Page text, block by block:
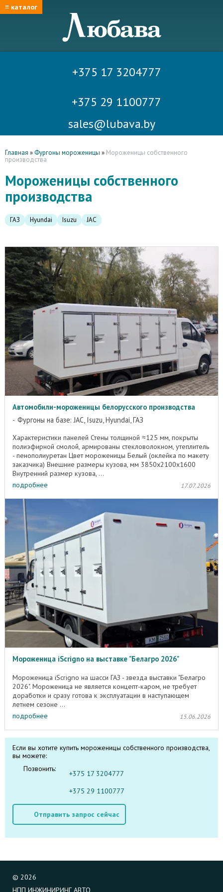
≡ каталог
+375 17 3204777
+375 29 1100777
sales@lubava.by
Главная »Фургоны мороженицы » Мороженицы собственного
производства
Мороженицы собственного
производства
ГАЗ Hyundai Isuzu JAC
Автомобили-мороженицы белорусского производства
Фургоны на базе: JAC, Isuzu, Hyundai, ГАЗ
Характеристики панелей Стены толщиной ≈125 мм, покрыты
полиэфирной смолой, армированы стекловолокном, утеплитель
- пенополиуретан Цвет мороженицы Белый (оклейка по макету
заказчика) Внешние размеры кузова, мм 3850x2100x1600
Внутренний размер кузова, ...
подробнее
17.07.2026
Мороженица iScrigno на выставке "Белагро 2026"
Мороженица iScrigno на шасси ГАЗ - звезда выставки "Белагро
2026". Мороженица не является концепт-каром, не требует
доработки и сразу готова к эксплуатации в наступающем
летнем сезоне ...
подробнее
15.06.2026
Если вы хотите купить мороженицы собственного производства,
вы можете:
Позвонить:
+375 17 3204777
+375 29 1100777
Отправить запрос сейчас
© 2026
НПП ИНЖИНИРИНГ АВТО